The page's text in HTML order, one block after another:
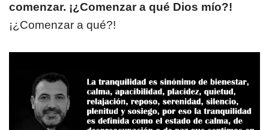
comenzar. ¡¿Comenzar a qué Dios mío?!
¡¿Comenzar a qué?!